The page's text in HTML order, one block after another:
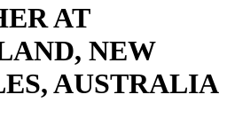
AT
NEW
AUSTRALIA